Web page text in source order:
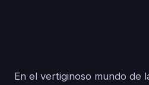
En el vertiginoso mundo de